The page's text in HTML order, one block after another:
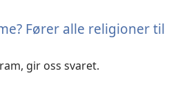
Fører alle religioner til
gir oss svaret.